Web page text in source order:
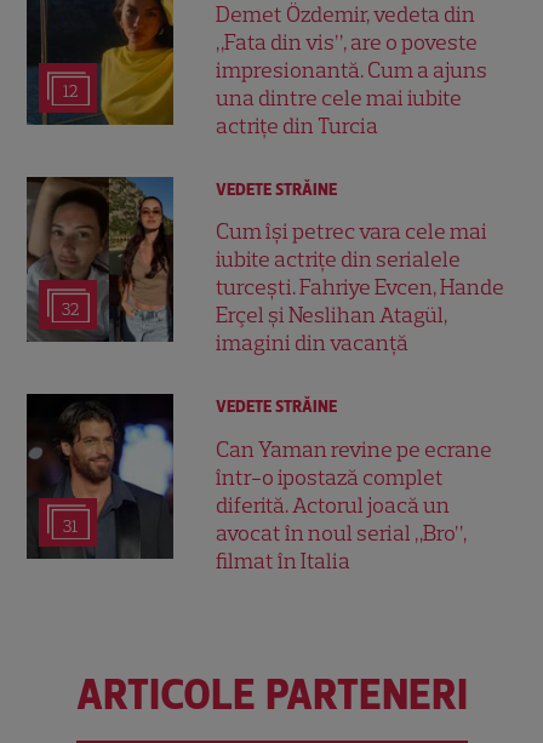
12
Demet Özdemir, vedeta din
„Fata din vis”, are o poveste
impresionantă. Cum a ajuns
una dintre cele mai iubite
actrițe din Turcia
32
VEDETE STRĂINE
Cum își petrec vara cele mai
iubite actrițe din serialele
turcești. Fahriye Evcen, Hande
Erçel și Neslihan Atagül,
imagini din vacanță
31
VEDETE STRĂINE
Can Yaman revine pe ecrane
într-o ipostază complet
diferită. Actorul joacă un
avocat în noul serial „Bro”,
filmat în Italia
ARTICOLE PARTENERI